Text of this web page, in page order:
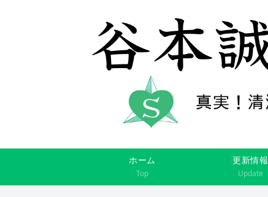
ホーム
Top
更新情報
Update